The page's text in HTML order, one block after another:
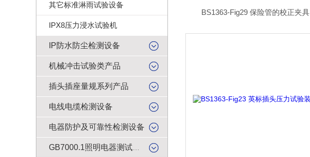
其它标准淋雨试验设备
IPX8压力浸水试验机
IP防水防尘检测设备
机械冲击试验类产品
插头插座量规系列产品
电线电缆检测设备
电器防护及可靠性检测设备
BS1363-Fig29 保险管的校正夹具